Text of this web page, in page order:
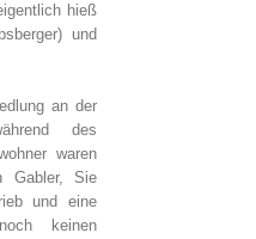
hieß
und
an der
des
waren
Gabler, Sie
und eine
keinen